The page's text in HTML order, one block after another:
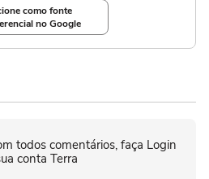
como fonte
no Google
todos comentários, faça Login
conta Terra